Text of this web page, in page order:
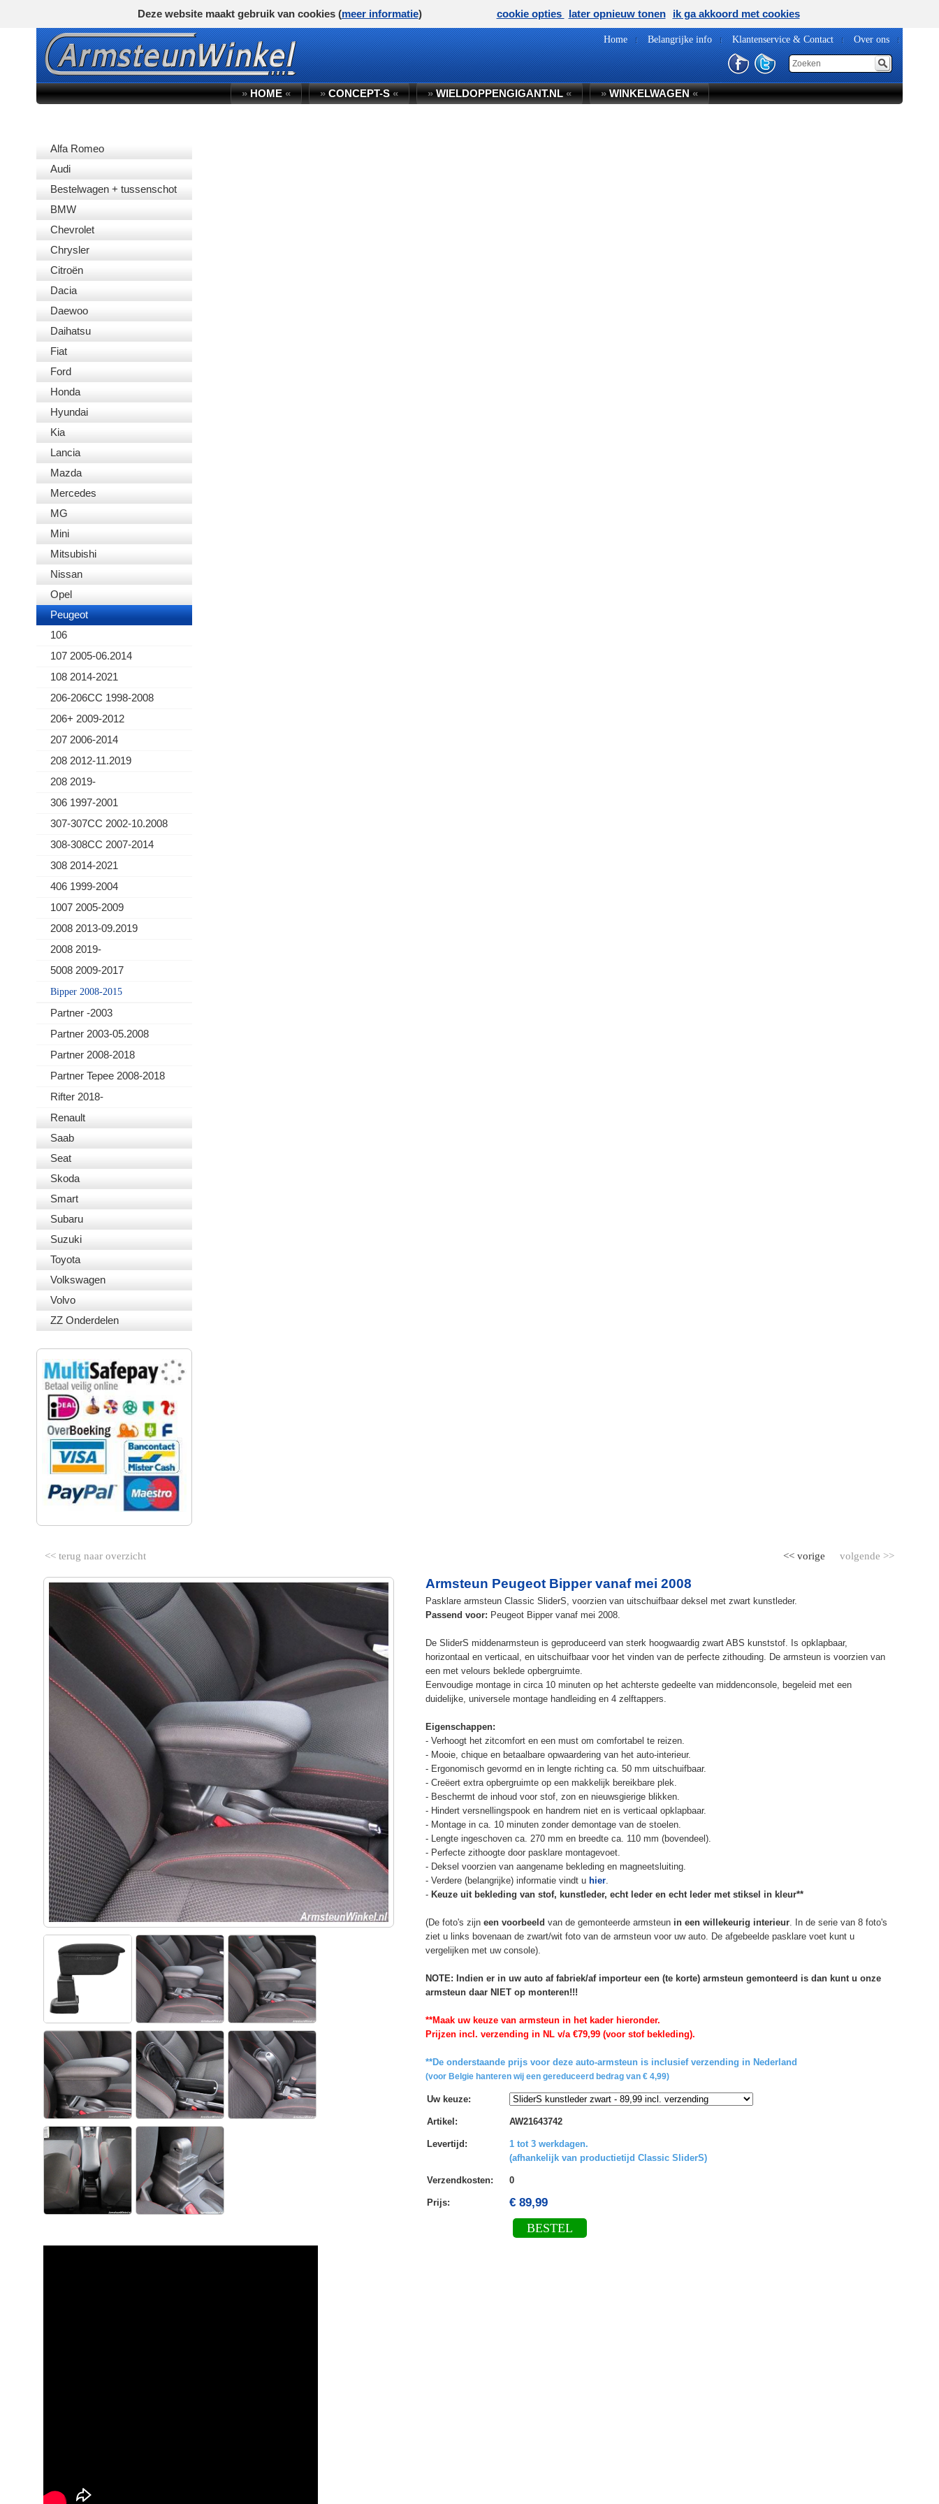
Home Belangrijke info Klantenservice & Contact Over ons
»HOME« »CONCEPT-S« »WIELDOPPENGIGANT.NL« »WINKELWAGEN«
Alfa Romeo
Audi
Bestelwagen + tussenschot
BMW
Chevrolet
Chrysler
Citroën
Dacia
Daewoo
Daihatsu
Fiat
Ford
Honda
Hyundai
Kia
Lancia
Mazda
Mercedes
MG
Mini
Mitsubishi
Nissan
Opel
Peugeot
106
107 2005-06.2014
108 2014-2021
206-206CC 1998-2008
206+ 2009-2012
207 2006-2014
208 2012-11.2019
208 2019-
306 1997-2001
307-307CC 2002-10.2008
308-308CC 2007-2014
308 2014-2021
406 1999-2004
1007 2005-2009
2008 2013-09.2019
2008 2019-
5008 2009-2017
Bipper 2008-2015
Partner -2003
Partner 2003-05.2008
Partner 2008-2018
Partner Tepee 2008-2018
Rifter 2018-
Renault
Saab
Seat
Skoda
Smart
Subaru
Suzuki
Toyota
Volkswagen
Volvo
ZZ Onderdelen
<< terug naar overzicht volgende >>
<< vorige
Armsteun Peugeot Bipper vanaf mei 2008
Pasklare armsteun Classic SliderS, voorzien van uitschuifbaar deksel met zwart kunstleder.
Passend voor: Peugeot Bipper vanaf mei 2008.
De SliderS middenarmsteun is geproduceerd van sterk hoogwaardig zwart ABS kunststof. Is opklapbaar,
horizontaal en verticaal, en uitschuifbaar voor het vinden van de perfecte zithouding. De armsteun is voorzien van
een met velours beklede opbergruimte.
Eenvoudige montage in circa 10 minuten op het achterste gedeelte van middenconsole, begeleid met een
duidelijke, universele montage handleiding en 4 zelftappers.
Eigenschappen:
- Verhoogt het zitcomfort en een must om comfortabel te reizen.
- Mooie, chique en betaalbare opwaardering van het auto-interieur.
- Ergonomisch gevormd en in lengte richting ca. 50 mm uitschuifbaar.
- Creëert extra opbergruimte op een makkelijk bereikbare plek.
- Beschermt de inhoud voor stof, zon en nieuwsgierige blikken.
- Hindert versnellingspook en handrem niet en is verticaal opklapbaar.
- Montage in ca. 10 minuten zonder demontage van de stoelen.
- Lengte ingeschoven ca. 270 mm en breedte ca. 110 mm (bovendeel).
- Perfecte zithoogte door pasklare montagevoet.
- Deksel voorzien van aangename bekleding en magneetsluiting.
- Verdere (belangrijke) informatie vindt u hier.
- Keuze uit bekleding van stof, kunstleder, echt leder en echt leder met stiksel in kleur**
(De foto's zijn een voorbeeld van de gemonteerde armsteun in een willekeurig interieur. In de serie van 8 foto's
ziet u links bovenaan de zwart/wit foto van de armsteun voor uw auto. De afgebeelde pasklare voet kunt u
vergelijken met uw console).
NOTE: Indien er in uw auto af fabriek/af importeur een (te korte) armsteun gemonteerd is dan kunt u onze
armsteun daar NIET op monteren!!!
**Maak uw keuze van armsteun in het kader hieronder.
Prijzen incl. verzending in NL v/a €79,99 (voor stof bekleding).
**De onderstaande prijs voor deze auto-armsteun is inclusief verzending in Nederland
(voor Belgie hanteren wij een gereduceerd bedrag van € 4,99)
Uw keuze:
Artikel : AW21643742
Levertijd :
1 tot 3 werkdagen.
(afhankelijk van productietijd Classic SliderS)
Verzendkosten: 0
Prijs: € 89,99
BESTEL
Deze website maakt gebruik van cookies (meer informatie) cookie opties later opnieuw tonen ik ga akkoord met cookies